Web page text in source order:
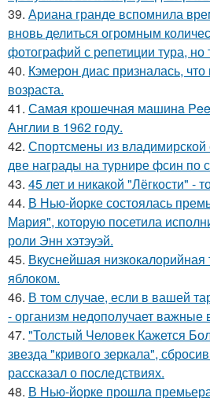
39. Ариана гранде вспомнила
вновь делиться огромным
фотографий с репетиции тура, но
40. Кэмерон диас призналась,
возраста.
41. Самая крошечная машинa
Англии в 1962 году.
42. Спортсмены из владимирской
две награды на турнире фсин по
43. 45 лет и никакой "Лёгкости" -
44. В Нью-йорке состоялась
Мария", которую посетила
роли Энн хэтэуэй.
45. Вкуснейшая низкокалорийная
яблоком.
46. В том случае, если в вашей
- организм недополучает важные
47. "Толстый Человек Кажется
звезда "кривого зеркала",
рассказал о последствиях.
48. В Нью-йорке прошла